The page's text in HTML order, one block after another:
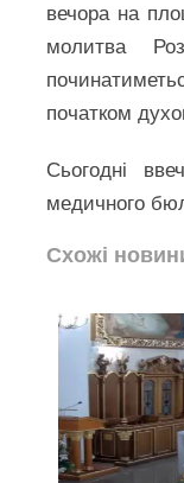
вечора на
молитва
початком
Сьогодні
медичного
Схожі